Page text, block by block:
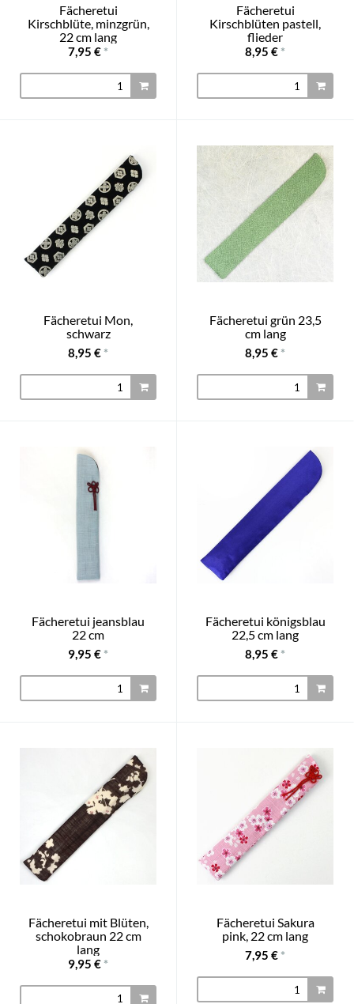
Fächeretui
Kirschblüte, minzgrün,
22 cm lang
7,95 € *
Fächeretui
Kirschblüten pastell,
flieder
8,95 € *
Fächeretui Mon,
schwarz
8,95 € *
Fächeretui grün 23,5
cm lang
8,95 € *
Fächeretui jeansblau
22 cm
9,95 € *
Fächeretui königsblau
22,5 cm lang
8,95 € *
Fächeretui mit Blüten,
schokobraun 22 cm
lang
9,95 € *
Fächeretui Sakura
pink, 22 cm lang
7,95 € *